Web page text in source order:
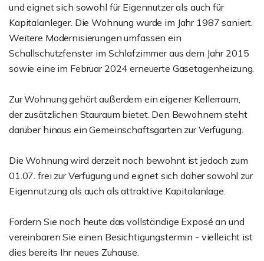
und eignet sich sowohl für Eigennutzer als auch für
Kapitalanleger. Die Wohnung wurde im Jahr 1987 saniert.
Weitere Modernisierungen umfassen ein
Schallschutzfenster im Schlafzimmer aus dem Jahr 2015
sowie eine im Februar 2024 erneuerte Gasetagenheizung.
Zur Wohnung gehört außerdem ein eigener Kellerraum,
der zusätzlichen Stauraum bietet. Den Bewohnern steht
darüber hinaus ein Gemeinschaftsgarten zur Verfügung.
Die Wohnung wird derzeit noch bewohnt ist jedoch zum
01.07. frei zur Verfügung und eignet sich daher sowohl zur
Eigennutzung als auch als attraktive Kapitalanlage.
Fordern Sie noch heute das vollständige Exposé an und
vereinbaren Sie einen Besichtigungstermin - vielleicht ist
dies bereits Ihr neues Zuhause.